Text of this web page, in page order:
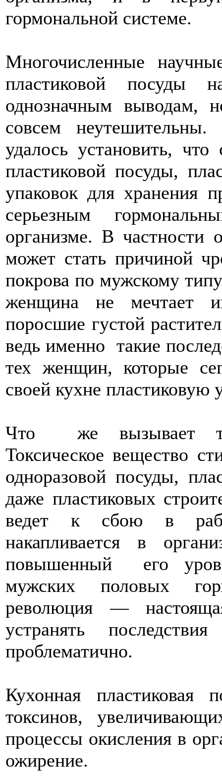
гормональной системе.
Многочисленные
пластиковой посуды
однозначным выводам,
совсем
удалось установить, что
пластиковой посуды,
упаковок для хранения
серьезным
организме. В частности
может стать причиной
покрова по мужскому
женщина не мечтает
поросшие густой
ведь именно такие
тех женщин, которые
своей кухне пластиковую
Что же вызывает
Токсическое вещество
одноразовой посуды,
даже пластиковых
ведет к сбою в
накапливается в
повышенный его
мужских половых
революция —
устранять
проблематично.
Кухонная пластиковая
токсинов,
процессы окисления в
ожирение.